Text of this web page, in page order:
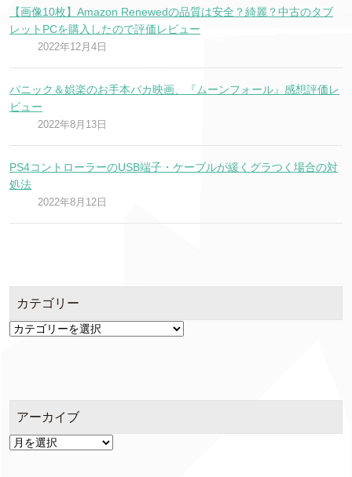
【画像10枚】Amazon Renewedの品質は安全？綺麗？中古のタブ
レットPCを購入したので評価レビュー
2022年12月4日
パニック＆娯楽のお手本バカ映画、『ムーンフォール』感想評価レ
ビュー
2022年8月13日
PS4コントローラーのUSB端子・ケーブルが緩くグラつく場合の対
処法
2022年8月12日
カテゴリー
カ
アーカイブ
ア